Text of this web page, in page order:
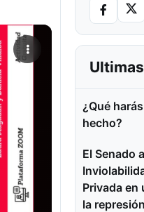
¿Qué
hecho?
El Senado
Privada en
la